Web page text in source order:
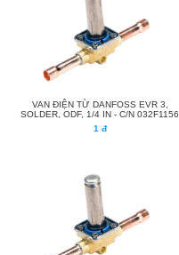
VAN ĐIỆN TỪ DANFOSS EVR 3,
SOLDER, ODF, 1/4 IN - C/N 032F1156
1 đ